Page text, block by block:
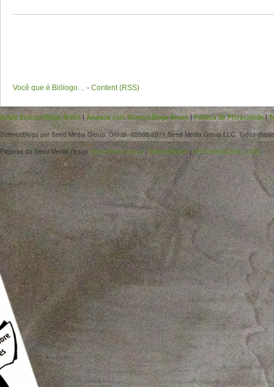
Você que é Biólogo… - Content (RSS)
Sobre ScienceBlogs Brasil|Anuncie com ScienceBlogs Brasil|Política de Privacidade|
ScienceBlogs por Seed Media Group. Group. ©2006-2011 Seed Media Group LLC. Todos
Páginas da Seed Media GroupSeed Media Group|ScienceBlogs|SEEDMAGAZINE.COM